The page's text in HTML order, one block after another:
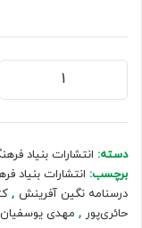
نگین
(جلد1)
عدد
دسته: انتشارات بنیاد
برچسب: انتشارات بنیاد
درسنامه نگین آفرینش ,
حائری‌پور , مهدی یوسفیان